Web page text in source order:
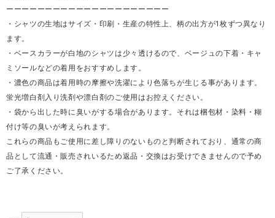
ーーーーーーーーーーーーーーーーーーーーー
・シャツの生地はサイズ・印刷・生産の特性上、柄の出方が1枚ずつ異なり
ます。
・ベースカラーが白地のシャツは少々透けるので、ベージュの下着・キャ
ミソールなどの着用をおすすめします。
・濃色の商品は着用時の摩擦や洗濯により色落ちが生じる事があります。
蛍光増白剤入り洗剤や漂白剤のご使用はお控えください。
・袋から出した時に臭いがする場合があります。それは梱包材・染料・糊
付け等の臭いが考えられます。
これらの商品もご使用に差し障りのないものと判断されており、通常の商
品として流通・販売されいるため返品・交換はお受けできませんので予め
ご了承ください。